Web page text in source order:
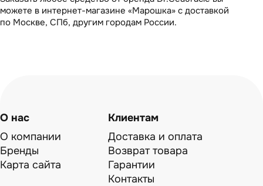
можете в интернет-магазине «Марошка» с доставкой
по Москве, СПб, другим городам России.
О нас
О компании
Бренды
Карта сайта
Клиентам
Доставка и оплата
Возврат товара
Гарантии
Контакты